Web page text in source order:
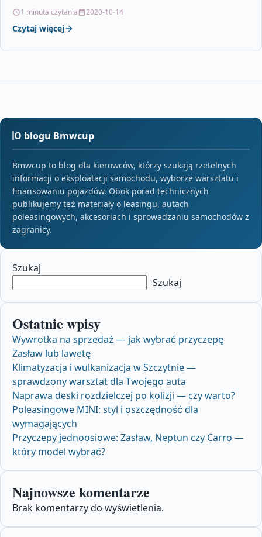
1 minuta czytania 2020-10-14
Czytaj więcej
O blogu Bmwcup
Bmwcup to blog dla kierowców, którzy szukają rzetelnych
informacji o eksploatacji samochodu, wyborze warsztatu i
finansowaniu pojazdów. Obok porad technicznych
publikujemy też materiały o leasingu, autach
poleasingowych, akcesoriach i sprowadzaniu samochodów z
zagranicy.
Szukaj
Szukaj
Ostatnie wpisy
Wywrotka na sprzedaż — jak wybrać przyczepę
Zasław lub lawetę
Klimatyzacja i wulkanizacja w Szczytnie —
sprawdzony warsztat dla Twojego auta
Naprawa deski rozdzielczej po kolizji — czy warto?
Poleasingowe MINI: styl i oszczędność dla
wymagających
Przyczepy jednoosiowe: Zasław, Neptun czy Carro —
który model wybrać?
Najnowsze komentarze
Brak komentarzy do wyświetlenia.